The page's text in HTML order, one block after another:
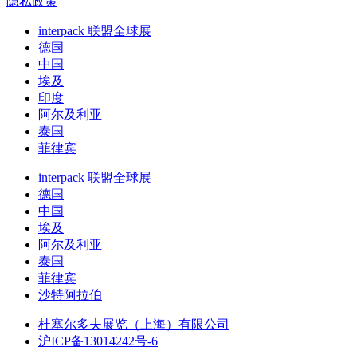
interpack 联盟全球展
德国
中国
埃及
印度
阿尔及利亚
泰国
菲律宾
interpack 联盟全球展
德国
中国
埃及
阿尔及利亚
泰国
菲律宾
沙特阿拉伯
杜塞尔多夫展览（上海）有限公司
沪ICP备13014242号-6